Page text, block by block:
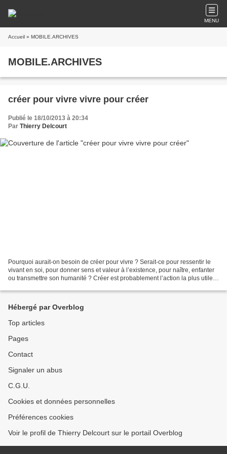
MENU
Accueil » MOBILE.ARCHIVES
MOBILE.ARCHIVES
créer pour vivre vivre pour créer
Publié le 18/10/2013 à 20:34
Par Thierry Delcourt
Pourquoi aurait-on besoin de créer pour vivre ? Serait-ce pour ressentir le
vivant en soi, pour donner sens et valeur à l’existence, pour naître, enfanter
ou transmettre son humanité ? Créer est probablement l’action la plus utile
Hébergé par Overblog
Top articles
Pages
Contact
Signaler un abus
C.G.U.
Cookies et données personnelles
Préférences cookies
Voir le profil de Thierry Delcourt sur le portail Overblog